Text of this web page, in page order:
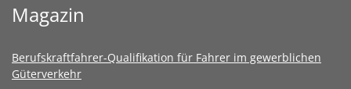
Magazin
Berufskraftfahrer-Qualifikation für Fahrer im gewerblichen
Güterverkehr